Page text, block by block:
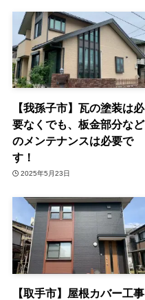
【我孫子市】瓦の塗装は必
要なくでも、板金部分など
のメンテナンスは必要で
す！
2025年5月23日
【取手市】屋根カバー工事